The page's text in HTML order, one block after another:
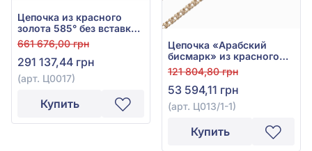
Цепочка из красного
золота 585° без вставки,
арт. Ц0017
661 676,00 грн
291 137,44 грн
(арт. Ц0017)
Купить
Цепочка «Арабский
бисмарк» из красного
золота 585° без вставок,
арт. Ц013/1-1
121 804,80 грн
53 594,11 грн
(арт. Ц013/1-1)
Купить